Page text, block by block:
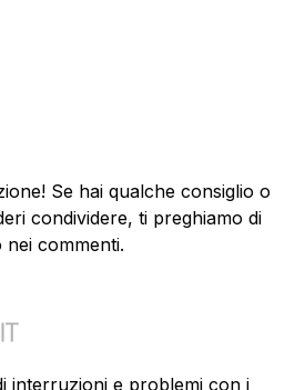
Se hai qualche consiglio o
condividere, ti preghiamo di
nei commenti.
interruzioni e problemi con i